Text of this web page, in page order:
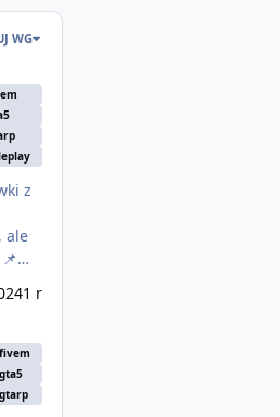
WG
1 r
fivem
gta5
gtarp